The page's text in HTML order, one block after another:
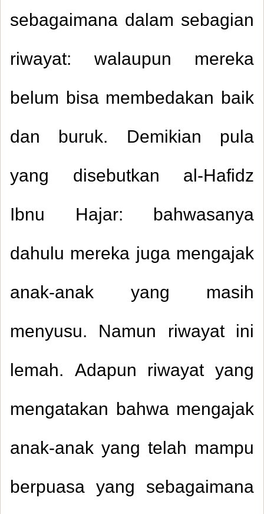
sebagaimana dalam sebagian
riwayat: walaupun mereka
belum bisa membedakan baik
dan buruk. Demikian pula
yang disebutkan al-Hafidz
Ibnu Hajar: bahwasanya
dahulu mereka juga mengajak
anak-anak yang masih
menyusu. Namun riwayat ini
lemah. Adapun riwayat yang
mengatakan bahwa mengajak
anak-anak yang telah mampu
berpuasa yang sebagaimana